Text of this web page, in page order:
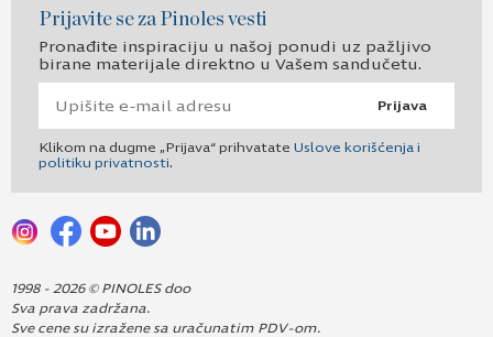
Prijavite se za Pinoles vesti
Pronađite inspiraciju u našoj ponudi uz pažljivo
birane materijale direktno u Vašem sandučetu.
Prijava
Klikom na dugme „Prijava“ prihvatate Uslove korišćenja i
politiku privatnosti.
1998 - 2026 © PINOLES doo
Sva prava zadržana.
Sve cene su izražene sa uračunatim PDV-om.